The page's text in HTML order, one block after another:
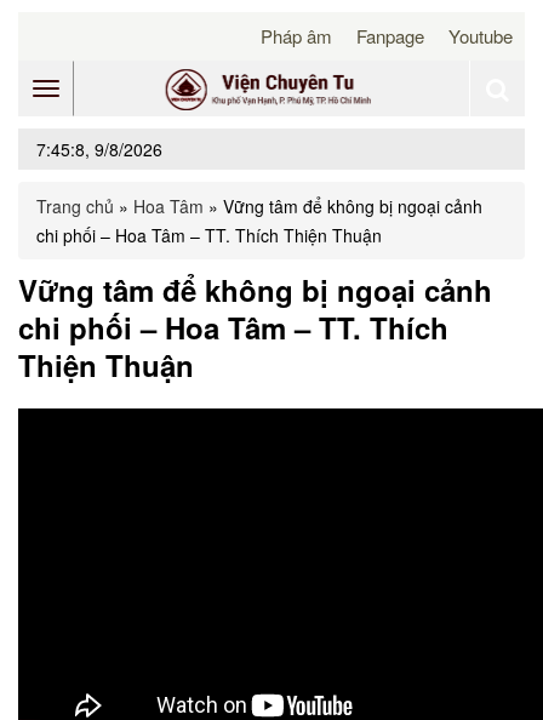
Youtube
Fanpage
Pháp âm
navigation
7:45:8, 9/8/2026
Trang chủ » Hoa Tâm » Vững tâm để không bị ngoại cảnh
chi phối – Hoa Tâm – TT. Thích Thiện Thuận
Vững tâm để không bị ngoại cảnh
chi phối – Hoa Tâm – TT. Thích
Thiện Thuận